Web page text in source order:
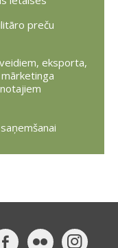
preču
eksporta,